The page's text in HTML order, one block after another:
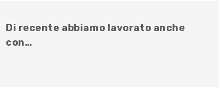
Di recente abbiamo lavorato anche
con…